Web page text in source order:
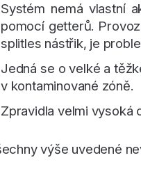
Systém nemá vlastní
pomocí getterů.
splitles nástřik, je
Jedná se o velké a
v kontaminované zóně.
Zpravidla velmi vysoká
výše uvedené